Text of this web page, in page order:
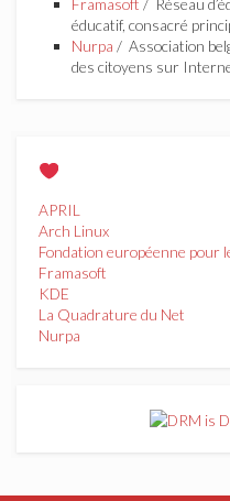
Framasoft / Réseau
éducatif, consacré
Nurpa / Association
des citoyens sur
APRIL
Arch Linux
Fondation européenne pour
Framasoft
KDE
La Quadrature du Net
Nurpa